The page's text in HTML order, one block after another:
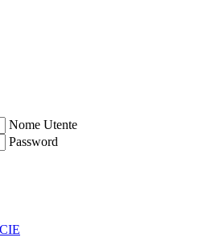
Nome Utente
Password